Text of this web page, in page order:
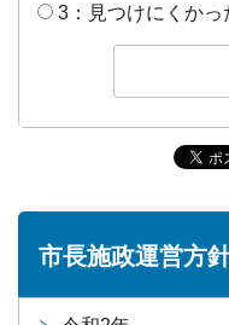
3：見つけにくかっ
市長施政運営方